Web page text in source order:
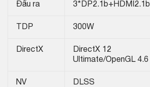
Đầu ra 3*DP2.1b+HDMI2.1b
TDP 300W
DirectX
DirectX 12
Ultimate/OpenGL 4.6
NV
DLSS